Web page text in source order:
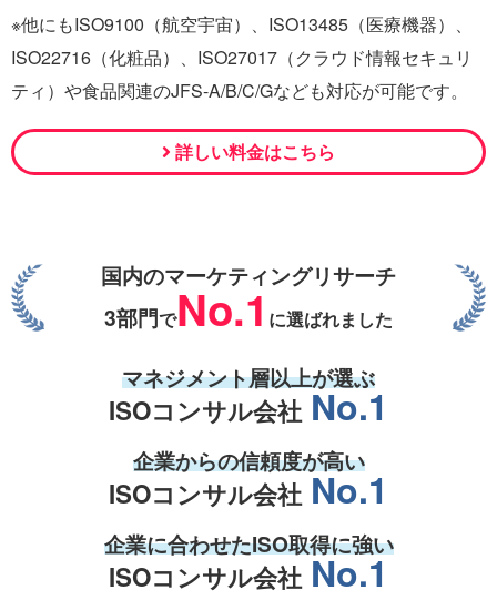
※他にもISO9100（航空宇宙）、ISO13485（医療機器）、
ISO22716（化粧品）、ISO27017（クラウド情報セキュリ
ティ）や食品関連のJFS-A/B/C/Gなども対応が可能です。
詳しい料金はこちら
国内のマーケティングリサーチ
3部門でNo.1 に選ばれました
マネジメント層以上が選ぶ
ISOコンサル会社 No.1
企業からの信頼度が高い
ISOコンサル会社 No.1
企業に合わせたISO取得に強い
ISOコンサル会社 No.1